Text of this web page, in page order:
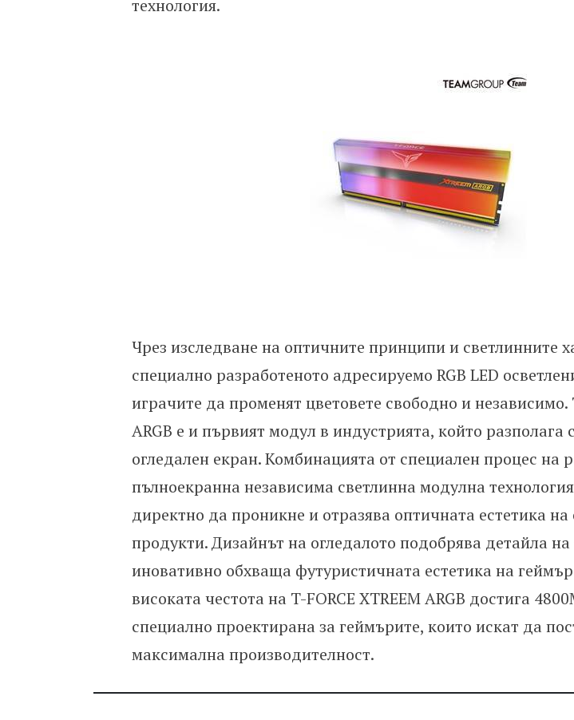
технология.
Чрез изследване на оптичните принципи и светлинните
специално разработеното адресируемо RGB LED
играчите да променят цветовете свободно и независимо.
ARGB е и първият модул в индустрията, който разполага
огледален екран. Комбинацията от специален процес на
пълноекранна независима светлинна модулна
директно да проникне и отразява оптичната естетика на
продукти. Дизайнът на огледалото подобрява детайла на
иновативно обхваща футуристичната естетика на
високата честота на T-FORCE XTREEM ARGB достига
специално проектирана за геймърите, които искат да
максимална производителност.